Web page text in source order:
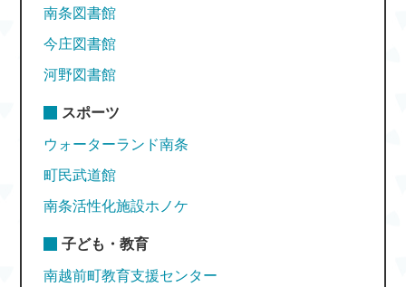
南条図書館
今庄図書館
河野図書館
スポーツ
ウォーターランド南条
町民武道館
南条活性化施設ホノケ
子ども・教育
南越前町教育支援センター